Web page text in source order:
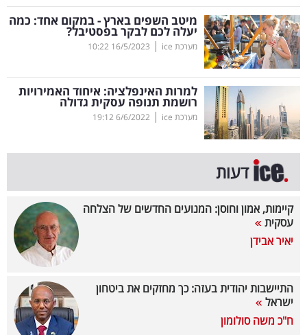
מדדים
ומחקרים
דעות
רכילות
עסקית
קריפטו
ויראלי
טלוויזיה
קריירה
מיטב השפים בארץ - במקום אחד: כמה
יעלה לכם לבקר בפסטיבל?
מערכת ice |
16/5/2023
10:22
למרות האינפלציה: איחוד האמירויות
רושמת תנופה עסקית גדולה
מערכת ice |
6/6/2022
19:12
דעות
קיימות, אמון וחוסן: המנועים החדשים של הצלחה
עסקית
יאיר אבידן
התיישבות יהודית בעזה: כך מחזקים את ביטחון
ישראל
ח"כ משה סולומון